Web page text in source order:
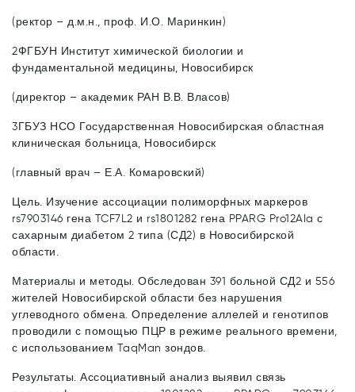
(ректор – д.м.н., проф. И.О. Маринкин)
2ФГБУН Институт химической биологии и
фундаментальной медицины, Новосибирск
(директор – академик РАН В.В. Власов)
3ГБУЗ НСО Государственная Новосибирская областная
клиническая больница, Новосибирск
(главный врач – Е.А. Комаровский)
Цель. Изучение ассоциации полиморфных маркеров
rs7903146 гена TCF7L2 и rs1801282 гена PPARG Pro12Ala с
сахарным диабетом 2 типа (СД2) в Новосибирской
области.
Материалы и методы. Обследован 391 больной СД2 и 556
жителей Новосибирской области без нарушения
углеводного обмена. Определение аллелей и генотипов
проводили с помощью ПЦР в режиме реального времени,
с использованием TaqMan зондов.
Результаты. Ассоциативный анализ выявил связь